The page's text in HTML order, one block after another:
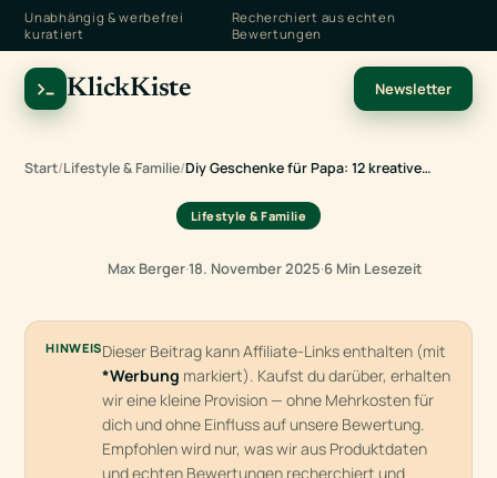
Unabhängig & werbefrei
kuratiert
Recherchiert aus echten
Bewertungen
KlickKiste Newsletter
Start/Lifestyle & Familie/Diy Geschenke für Papa: 12 kreative…
Lifestyle & Familie
Max Berger·18. November 2025·6 Min Lesezeit
HINWEISDieser Beitrag kann Affiliate-Links enthalten (mit
*Werbung markiert). Kaufst du darüber, erhalten
wir eine kleine Provision — ohne Mehrkosten für
dich und ohne Einfluss auf unsere Bewertung.
Empfohlen wird nur, was wir aus Produktdaten
und echten Bewertungen recherchiert und